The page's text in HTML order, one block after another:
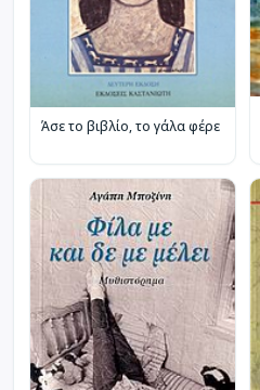
Άσε το βιβλίο, το γάλα φέρε